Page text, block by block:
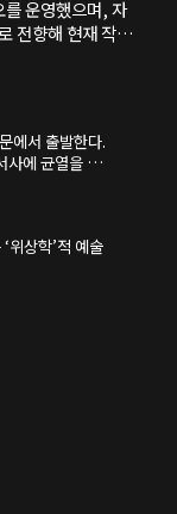
를 운영했으며, 자
전향해 현재 작가
에서 출발한다.
사에 균열을 내
서 드러나듯,
위상학’적 예술